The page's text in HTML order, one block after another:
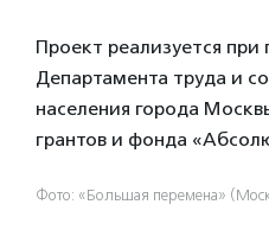
Проект реализуется
Департамента труда и
населения города
грантов и фонда
Фото: «Большая перемена»